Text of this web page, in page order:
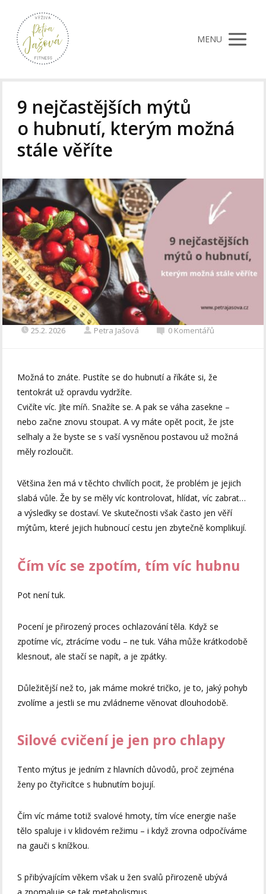
MENU
9 nejčastějších mýtů
o hubnutí, kterým možná
stále věříte
25.2. 2026 Petra Jašová 0 Komentářů
Možná to znáte. Pustíte se do hubnutí a říkáte si, že
tentokrát už opravdu vydržíte.
Cvičíte víc. Jíte míň. Snažíte se. A pak se váha zasekne –
nebo začne znovu stoupat. A vy máte opět pocit, že jste
selhaly a že byste se s vaší vysněnou postavou už možná
měly rozloučit.
Většina žen má v těchto chvílích pocit, že problém je jejich
slabá vůle. Že by se měly víc kontrolovat, hlídat, víc zabrat…
a výsledky se dostaví. Ve skutečnosti však často jen věří
mýtům, které jejich hubnoucí cestu jen zbytečně komplikují.
Čím víc se zpotím, tím víc hubnu
Pot není tuk.
Pocení je přirozený proces ochlazování těla. Když se
zpotíme víc, ztrácíme vodu – ne tuk. Váha může krátkodobě
klesnout, ale stačí se napít, a je zpátky.
Důležitější než to, jak máme mokré tričko, je to, jaký pohyb
zvolíme a jestli se mu zvládneme věnovat dlouhodobě.
Silové cvičení je jen pro chlapy
Tento mýtus je jedním z hlavních důvodů, proč zejména
ženy po čtyřicítce s hubnutím bojují.
Čím víc máme totiž svalové hmoty, tím více energie naše
tělo spaluje i v klidovém režimu – i když zrovna odpočíváme
na gauči s knížkou.
S přibývajícím věkem však u žen svalů přirozeně ubývá